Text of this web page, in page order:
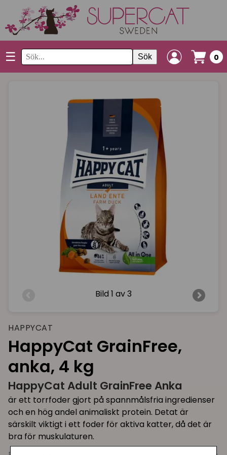
☰ Sök 0
Bild 1 av 3
HAPPYCAT
HappyCat GrainFree,
anka, 4 kg
HappyCat Adult GrainFree Anka
är ett torrfoder gjort på spannmålsfria ingredienser
och en hög andel animaliskt protein. Detat är
särskilt viktigt i ett foder för aktiva katter, då det är
bra för muskulaturen.